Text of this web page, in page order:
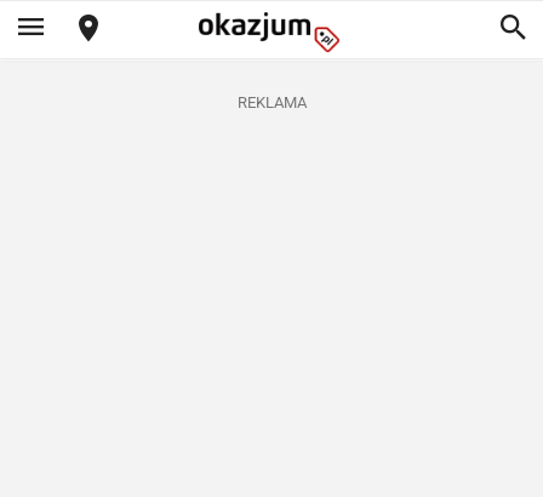
REKLAMA